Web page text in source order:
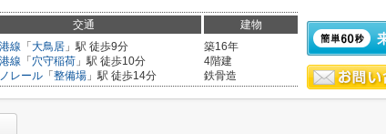
交通 建物
線 「 大鳥居 」駅 徒歩9分
線 「 穴守稲荷 」駅 徒歩10分
レール 「 整備場 」駅 徒歩14分
築16年
4階建
鉄骨造